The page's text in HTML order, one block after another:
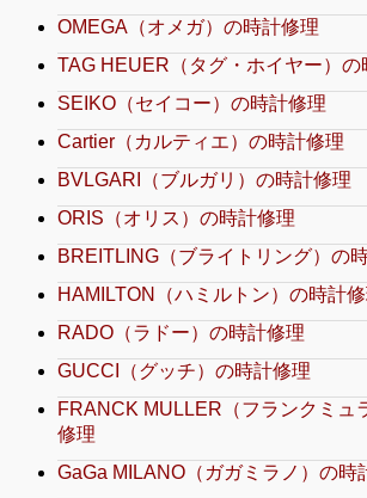
OMEGA（オメガ）の時計修理
TAG HEUER（タグ・ホイヤー）の
SEIKO（セイコー）の時計修理
Cartier（カルティエ）の時計修理
BVLGARI（ブルガリ）の時計修理
ORIS（オリス）の時計修理
BREITLING（ブライトリング）の
HAMILTON（ハミルトン）の時計
RADO（ラドー）の時計修理
GUCCI（グッチ）の時計修理
FRANCK MULLER（フランクミュ
修理
GaGa MILANO（ガガミラノ）の時